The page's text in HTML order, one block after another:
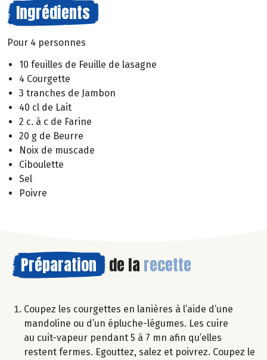
Ingrédients
Pour 4 personnes
10 feuilles de Feuille de lasagne
4 Courgette
3 tranches de Jambon
40 cl de Lait
2 c. à c de Farine
20 g de Beurre
Noix de muscade
Ciboulette
Sel
Poivre
Préparation de la recette
Coupez les courgettes en lanières à l’aide d’une
mandoline ou d’un épluche-légumes. Les cuire
au cuit-vapeur pendant 5 à 7 mn afin qu’elles
restent fermes. Egouttez, salez et poivrez. Coupez le